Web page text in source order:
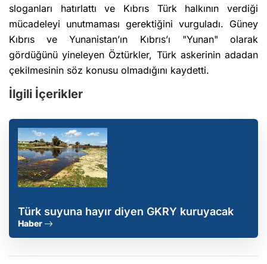
sloganları hatırlattı ve Kıbrıs Türk halkının verdiği
mücadeleyi unutmaması gerektiğini vurguladı. Güney
Kıbrıs ve Yunanistan’ın Kıbrıs’ı "Yunan" olarak
gördüğünü yineleyen Öztürkler, Türk askerinin adadan
çekilmesinin söz konusu olmadığını kaydetti.
İlgili İçerikler
Türk suyuna hayır diyen GKRY kuruyacak
Haber